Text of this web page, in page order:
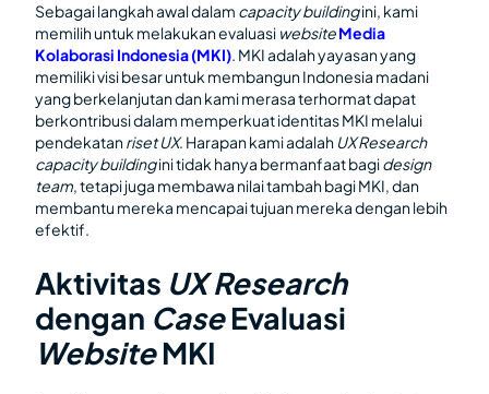
Sebagai langkah awal dalam capacity buildingini, kami
memilih untuk melakukan evaluasi websiteMedia
Kolaborasi Indonesia (MKI). MKI adalah yayasan yang
memiliki visi besar untuk membangun Indonesia madani
yang berkelanjutan dan kami merasa terhormat dapat
berkontribusi dalam memperkuat identitas MKI melalui
pendekatanriset UX. Harapan kami adalah UX Research
capacity buildingini tidak hanya bermanfaat bagidesign
team, tetapi juga membawa nilai tambah bagi MKI, dan
membantu mereka mencapai tujuan mereka dengan lebih
efektif.
Aktivitas UX Research
dengan CaseEvaluasi
WebsiteMKI